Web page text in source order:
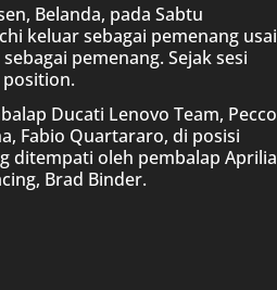
Belanda, pada Sabtu
keluar sebagai pemenang usai
pemenang. Sejak sesi
Ducati Lenovo Team, Pecco
Fabio Quartararo, di posisi
ditempati oleh pembalap Aprilia
Brad Binder.